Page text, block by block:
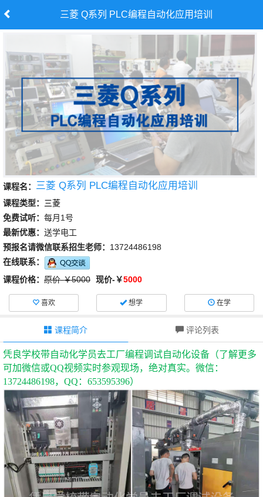
三菱 Q系列 PLC编程自动化应用培训
课程名： 三菱 Q系列 PLC编程自动化应用培训
课程类型： 三菱
免费试听： 每月1号
最新优惠： 送学电工
预报名请微信联系招生老师： 13724486198
在线联系：
课程价格： 原价-￥5000 现价-￥5000
喜欢 想学 在学
课程简介 评论列表
凭良学校带自动化学员去工厂编程调试自动化设备（了解更多
可加微信或QQ视频实时参观现场，绝对真实。微信：
13724486198，QQ：653595396）